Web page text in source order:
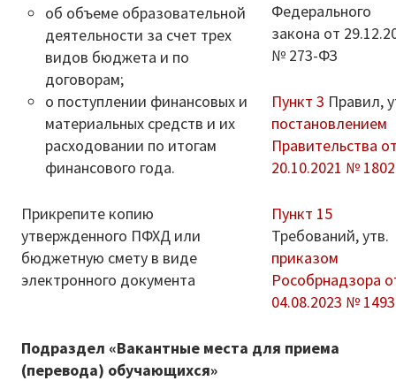
об объеме образовательной
деятельности за счет трех
видов бюджета и по
договорам;
о поступлении финансовых и
материальных средств и их
расходовании по итогам
финансового года.
Прикрепите копию
утвержденного ПФХД или
бюджетную смету в виде
электронного документа
Федерального
закона от
№ 273-ФЗ
Пункт 3 Правил,
постановлением
Правительства
20.10.2021 № 1802
Пункт 15
Требований, утв.
приказом
Рособрнадзора
04.08.2023 № 1493
Подраздел «Вакантные места для приема
(перевода) обучающихся»